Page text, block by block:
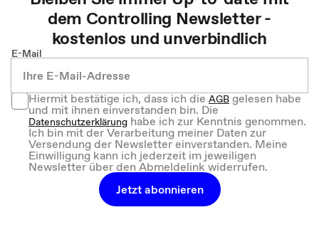
dem Controlling Newsletter -
kostenlos und unverbindlich
E-Mail
Hiermit bestätige ich, dass ich dieAGBgelesen habe
und mit ihnen einverstanden bin. Die
Datenschutzerklärung habe ich zur Kenntnis genommen.
Ich bin mit der Verarbeitung meiner Daten zur
Versendung der Newsletter einverstanden. Meine
Einwilligung kann ich jederzeit im jeweiligen
Newsletter über den Abmeldelink widerrufen.
Jetzt abonnieren